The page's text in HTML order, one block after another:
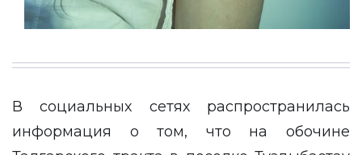
В социальных сетях распространилась
информация о том, что на обочине